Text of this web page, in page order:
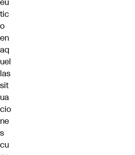
tic
o
en
aq
uel
las
sit
ua
cio
ne
s
cu